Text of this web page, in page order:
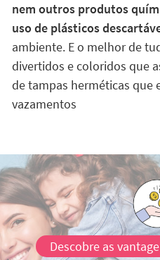
nem outros produtos
uso de plásticos
ambiente. E o melhor de
divertidos e coloridos que
de tampas herméticas que
vazamentos
Descobre as